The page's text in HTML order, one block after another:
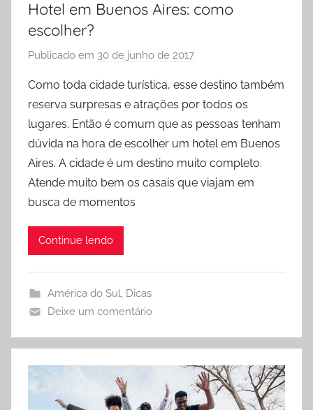
Hotel em Buenos Aires: como
escolher?
Publicado em 30 de junho de 2017
r
P
r
i
s
c
e
s
Como toda cidade turística, esse destino também
reserva surpresas e atrações por todos os
lugares. Então é comum que as pessoas tenham
dúvida na hora de escolher um hotel em Buenos
Aires. A cidade é um destino muito completo.
Atende muito bem os casais que viajam em
busca de momentos
Continue lendo
América do Sul, Dicas
Deixe um comentário